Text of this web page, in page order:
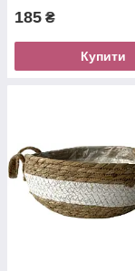
185 ₴
Купити